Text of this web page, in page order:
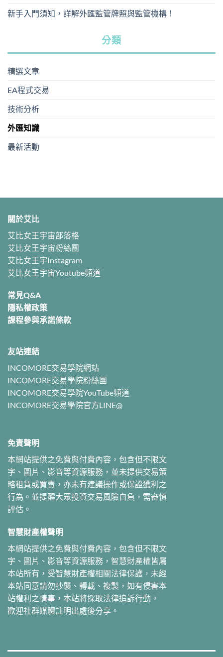
新手入門須知，詳解外匯監管牌照與監管機構！
分類
精選文章
EA程式交易
技術分析
外匯知識
最新活動
關於艾比
艾比女王宇宙部落格
艾比女王宇宙粉絲團
艾比女王宇Instagram
艾比女王宇宙Youtube頻道
常見Q&A
隱私權政策
課程參與承諾條款
友站連結
INCOMORE交易學院網站
INCOMORE交易學院粉絲團
INCOMORE交易學院YouTube頻道
INCOMORE交易學院官方LINE@
免責聲明
本網站提供之免費與付費內容，包含但不限文
字、圖片、影音等資源服務，並未提供交易策
略租賃或買賣，亦未有建議操作或保證獲利之
行為。並提醒大眾投資交易風險自負，需審慎
評估。
智慧財產權聲明
本網站提供之免費與付費內容，包含但不限文
字、圖片、影音等資源服務，智慧財產權皆屬
本站所有，受智慧財產權相關法律保護，未經
本站同意請勿抄襲、轉載、複製，如有侵害本
站權利之情事，本站將採取法律追訴行動。
歡迎社群媒體註明出處後分享。